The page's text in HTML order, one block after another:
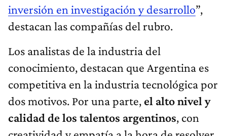
inversión en investigación y desarrollo”,
destacan las compañías del rubro.
Los analistas de la industria del
conocimiento, destacan que Argentina es
competitiva en la industria tecnológica por
dos motivos. Por una parte, el alto nivel y
calidad de los talentos argentinos, con